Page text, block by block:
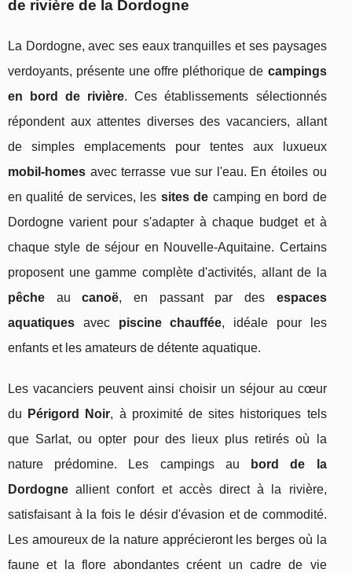
de rivière de la Dordogne
La Dordogne, avec ses eaux tranquilles et ses paysages
verdoyants, présente une offre pléthorique de campings
en bord de rivière. Ces établissements sélectionnés
répondent aux attentes diverses des vacanciers, allant
de simples emplacements pour tentes aux luxueux
mobil-homes avec terrasse vue sur l'eau. En étoiles ou
en qualité de services, les sites de camping en bord de
Dordogne varient pour s'adapter à chaque budget et à
chaque style de séjour en Nouvelle-Aquitaine. Certains
proposent une gamme complète d'activités, allant de la
pêche aucanoë, en passant par des espaces
aquatiques avec piscine chauffée, idéale pour les
enfants et les amateurs de détente aquatique.
Les vacanciers peuvent ainsi choisir un séjour au cœur
du
Périgord Noir, à proximité de sites historiques tels
que Sarlat, ou opter pour des lieux plus retirés où la
nature prédomine. Les campings au
bord de la
Dordogne allient confort et accès direct à la rivière,
satisfaisant à la fois le désir d'évasion et de commodité.
Les amoureux de la nature apprécieront les berges où la
faune et la flore abondantes créent un cadre de vie